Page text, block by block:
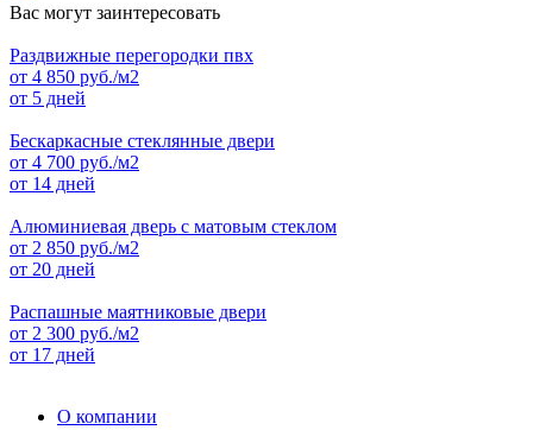
Вас могут заинтересовать
Раздвижные перегородки пвх
от 4 850 руб./м2
от 5 дней
Бескаркасные стеклянные двери
от 4 700 руб./м2
от 14 дней
Алюминиевая дверь с матовым стеклом
от 2 850 руб./м2
от 20 дней
Распашные маятниковые двери
от 2 300 руб./м2
от 17 дней
О компании